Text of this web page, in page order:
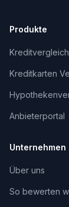
Produkte
Kreditvergleich
Kreditkarten
Anbieterportal
Unternehmen
Über uns
So bewerten